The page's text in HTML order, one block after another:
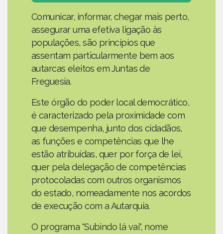
Comunicar, informar, chegar mais perto,
assegurar uma efetiva ligação às
populações, são princípios que
assentam particularmente bem aos
autarcas eleitos em Juntas de
Freguesia.
Este órgão do poder local democrático,
é caracterizado pela proximidade com
que desempenha, junto dos cidadãos,
as funções e competências que lhe
estão atribuídas, quer por força de lei,
quer pela delegação de competências
protocoladas com outros organismos
do estado, nomeadamente nos acordos
de execução com a Autarquia.
O programa "Subindo lá vai", nome